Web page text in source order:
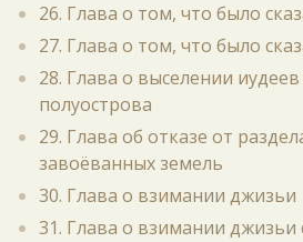
26. Глава о том, что было
27. Глава о том, что было
28. Глава о выселении
полуострова
29. Глава об отказе от
завоёванных земель
30. Глава о взимании джизьи
31. Глава о взимании джизьи